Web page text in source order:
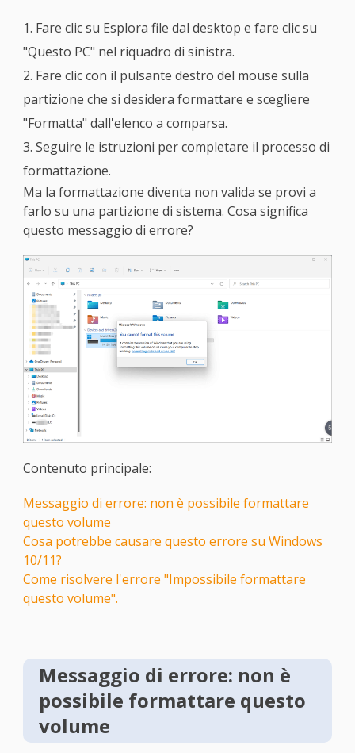
1. Fare clic su Esplora file dal desktop e fare clic su
"Questo PC" nel riquadro di sinistra.
2. Fare clic con il pulsante destro del mouse sulla
partizione che si desidera formattare e scegliere
"Formatta" dall'elenco a comparsa.
3. Seguire le istruzioni per completare il processo di
formattazione.
Ma la formattazione diventa non valida se provi a
farlo su una partizione di sistema. Cosa significa
questo messaggio di errore?
Contenuto principale:
Messaggio di errore: non è possibile formattare
questo volume
Cosa potrebbe causare questo errore su Windows
10/11?
Come risolvere l'errore "Impossibile formattare
questo volume".
Messaggio di errore: non è
possibile formattare questo
volume